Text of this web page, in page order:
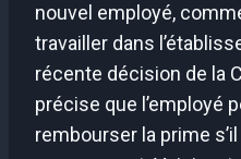
nouvel employé,
travailler dans
récente décision de la
précise que l’employé
rembourser la prime